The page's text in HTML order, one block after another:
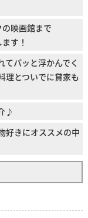
映画館まで
す！
てパッと浮かんでく
理とついでに貸家も
♪
好きにオススメの中